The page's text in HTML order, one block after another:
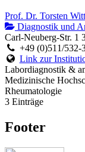
Prof. Dr. Torsten
Diagnostik und
Carl-Neuberg-Str. 1
+49 (0)511/532-
Link zur
Labordiagnostik &
Medizinische
Rheumatologie
3 Einträge
Footer